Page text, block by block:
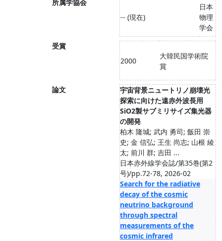
所属学協会
-- (現在)
日本
物理
学会
受賞
2000
大韓民国学術院
賞
論文
宇宙背景ニュートリノ崩壊光
探索に向けた遠赤外波長用
SiO2製サブミリサイズ集光器
の開発
柏木 隆城; 武内 勇司; 飯田 崇
史; 金 信弘; 王生 尚志; 山根 綾
太; 前川 群; 吉田 ...
日本赤外線学会誌/第35巻(第2
号)/pp.72-78, 2026-02
Search for the radiative
decay of the cosmic
neutrino background
through spectral
measurements of the
cosmic infrared